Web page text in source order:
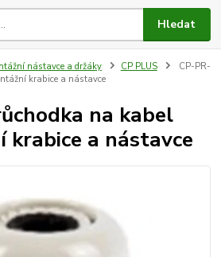
Hledat
nástavce a držáky CP PLUS
CP-PR-
krabice a nástavce
na kabel
krabice a nástavce